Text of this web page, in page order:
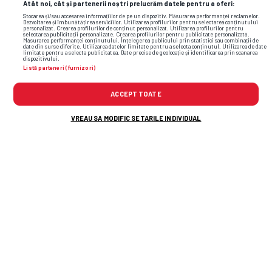
Atât noi, cât și partenerii noștri prelucrăm datele pentru a oferi:
Stocarea și/sau accesarea informațiilor de pe un dispozitiv. Măsurarea performanței reclamelor.
Dezvoltarea și îmbunătățirea serviciilor. Utilizarea profilurilor pentru selectarea conținutului
personalizat. Crearea profilurilor de conținut personalizat. Utilizarea profilurilor pentru
selectarea publicității personalizate. Crearea profilurilor pentru publicitate personalizată.
Măsurarea performanței conținutului. Înțelegerea publicului prin statistici sau combinații de
date din surse diferite. Utilizarea datelor limitate pentru a selecta conținutul. Utilizarea de date
limitate pentru a selecta publicitatea. Date precise de geolocație și identificarea prin scanarea
dispozitivului.
Listă parteneri (furnizori)
ACCEPT TOATE
VREAU SA MODIFIC SETARILE INDIVIDUAL